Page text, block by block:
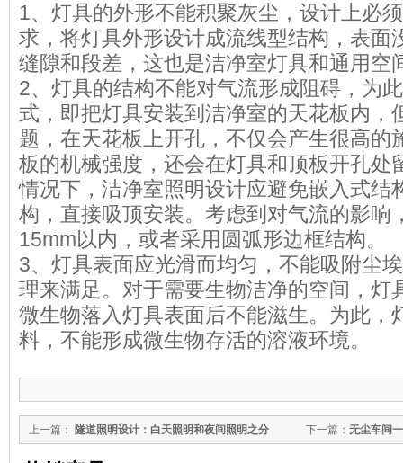
1、灯具的外形不能积聚灰尘，设计上必
求，将灯具外形设计成流线型结构，表面
缝隙和段差，这也是洁净室灯具和通用空
2、灯具的结构不能对气流形成阻碍，为
式，即把灯具安装到洁净室的天花板内，
题，在天花板上开孔，不仅会产生很高的
板的机械强度，还会在灯具和顶板开孔处
情况下，洁净室照明设计应避免嵌入式结
构，直接吸顶安装。考虑到对气流的影响
15mm以内，或者采用圆弧形边框结构。
3、灯具表面应光滑而均匀，不能吸附尘
理来满足。对于需要生物洁净的空间，灯
微生物落入灯具表面后不能滋生。为此，
料，不能形成微生物存活的溶液环境。
下一篇： 无尘车间
上一篇： 隧道照明设计：白天照明和夜间照明之分